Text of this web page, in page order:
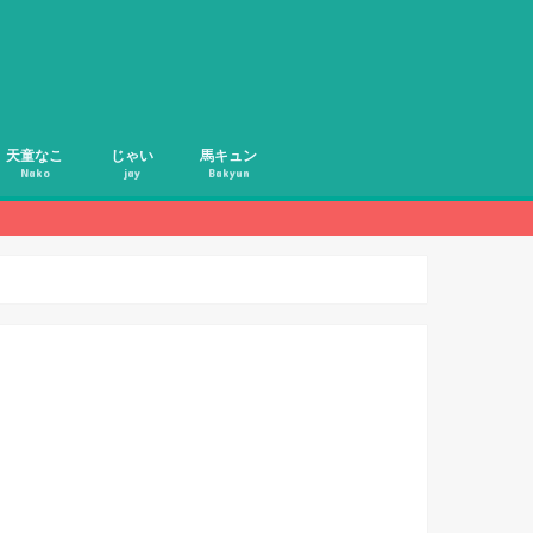
天童なこ
Nako
じゃい
jay
馬キュン
Bakyun